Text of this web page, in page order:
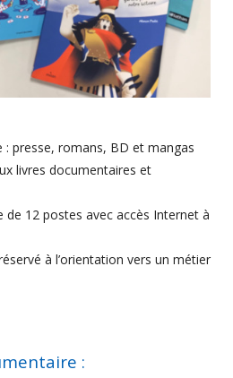
: presse, romans, BD et mangas
livres documentaires et
de 12 postes avec accès Internet à
à l’orientation vers un métier
: